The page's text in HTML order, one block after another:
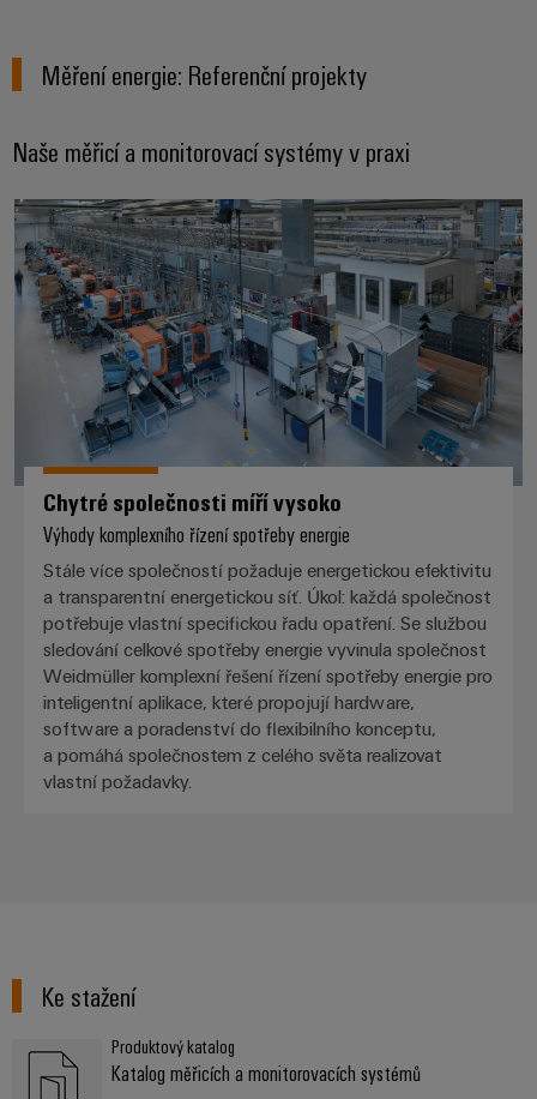
Měření energie: Referenční projekty
Naše měřicí a monitorovací systémy v praxi
Chytré společnosti míří vysoko
Chytré společnosti míří vysoko
Výhody komplexního řízení spotřeby energie
Stále více společností požaduje energetickou efektivitu
a transparentní energetickou síť. Úkol: každá společnost
potřebuje vlastní specifickou řadu opatření. Se službou
sledování celkové spotřeby energie vyvinula společnost
Weidmüller komplexní řešení řízení spotřeby energie pro
inteligentní aplikace, které propojují hardware,
software a poradenství do flexibilního konceptu,
a pomáhá společnostem z celého světa realizovat
vlastní požadavky.
Ke stažení
Produktový katalog
Katalog měřicích a monitorovacích systémů